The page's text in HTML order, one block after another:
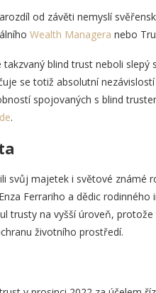
od závěti nemyslí
Wealth Managera nebo
blind trust neboli
se totiž absolutní
spojovaných s blind
.
svůj majetek i světové známé
Ferrariho a dědic
trusty na vyšší úroveň,
životního prostředí.